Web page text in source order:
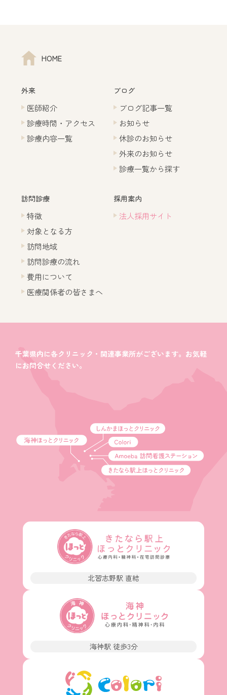
HOME
外来
医師紹介
診療時間・アクセス
診療内容一覧
訪問診療
特徴
対象となる方
訪問地域
訪問診療の流れ
費用について
医療関係者の皆さまへ
ブログ
ブログ記事一覧
お知らせ
休診のお知らせ
外来のお知らせ
診療一覧から探す
採用案内
法人採用サイト
千葉県内に各クリニック・関連事業所がございます。お気軽
にお問合せください。
北習志野駅 直結
海神駅 徒歩3分